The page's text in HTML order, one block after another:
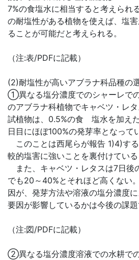
7%の食塩水に相当すると考えられ
の耐塩性がある植物を使えば、塩
ることが可能だと考えられる。
（注:表/PDFに記載）
(2)耐塩性が高いアブラナ科品種の
①異なる塩分濃度でのシャーレで
のアブラナ科植物でキャベツ・レ
試植物は、0.5%の食 塩水を加え
日目にほぼ100%の発芽率となって
このことは西尾らが報告 1)4)す
較的塩害に強いことを裏付けている
また、キャベツ・レタスは7日後
でも20～40%とそれほど高くない
因が、発芽方法や溶液の塩分濃度
要因が影響しているかは今後の課題
（注:図/PDFに記載）
②異なる塩分濃度溶液での水耕で